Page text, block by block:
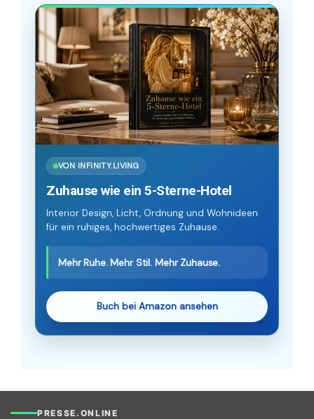
VON INFINITY.LIVING
Zuhause wie ein 5-Sterne-Hotel
Interior Design, Licht, Ordnung und Wohnideen
für ein ruhiges, hochwertiges Zuhause.
Mehr Ruhe. Mehr Stil. Mehr Zuhause.
Buch bei Amazon ansehen
PRESSE.ONLINE